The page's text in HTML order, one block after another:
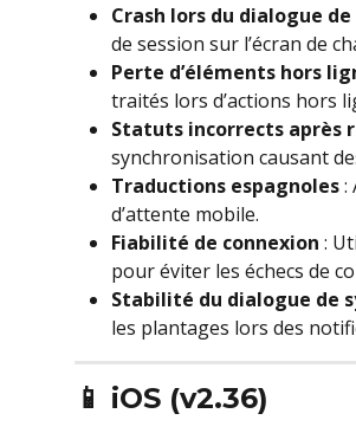
Crash lors du dialogue
de session sur l’écran de
Perte d’éléments hors
traités lors d’actions hors
Statuts incorrects après
synchronisation causant
Traductions espagnoles :
d’attente mobile.
Fiabilité de connexion :
pour éviter les échecs de
Stabilité du dialogue de
les plantages lors des
📱 iOS (v2.36)